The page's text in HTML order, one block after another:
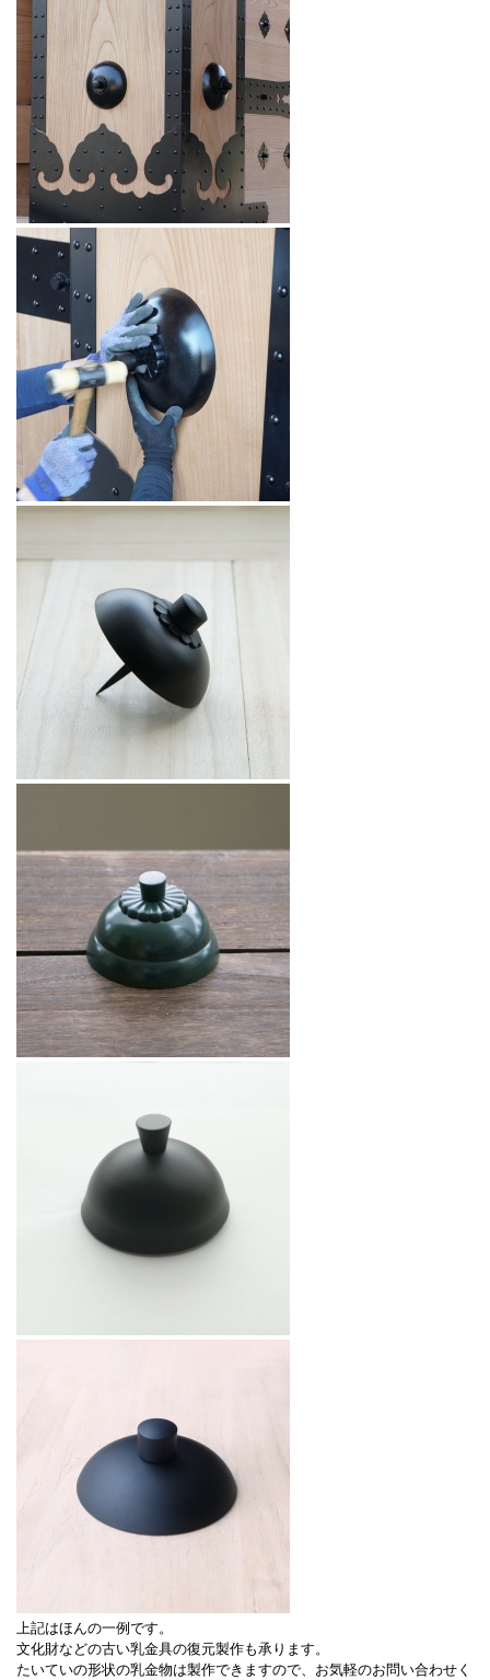
上記はほんの一例です。
文化財などの古い乳金具の復元製作も承ります。
たいていの形状の乳金物は製作できますので、お気軽のお問い合わせく